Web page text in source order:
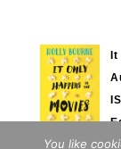
It
You like